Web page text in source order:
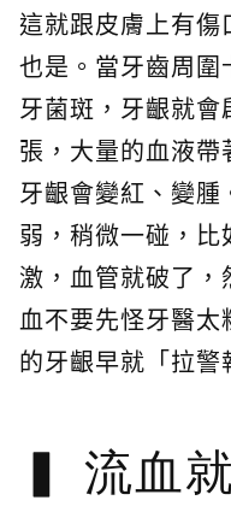
這就跟皮膚上有
也是。當牙齒周
牙菌斑，牙齦就
張，大量的血液
牙齦會變紅、變
弱，稍微一碰，
激，血管就破了
血不要先怪牙醫
的牙齦早就「拉警
流血